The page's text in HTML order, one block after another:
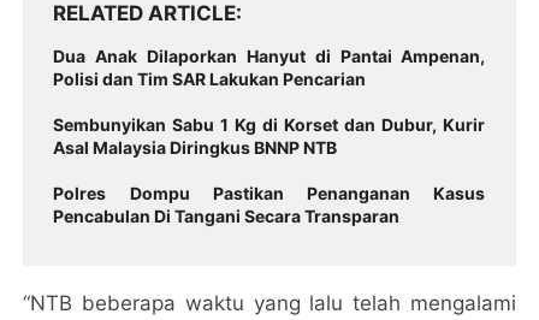
RELATED ARTICLE
Dua Anak Dilaporkan Hanyut di Pantai Ampenan,
Polisi dan Tim SAR Lakukan Pencarian
Sembunyikan Sabu 1 Kg di Korset dan Dubur, Kurir
Asal Malaysia Diringkus BNNP NTB
Polres Dompu Pastikan Penanganan Kasus
Pencabulan Di Tangani Secara Transparan
“NTB beberapa waktu yang lalu telah mengalami